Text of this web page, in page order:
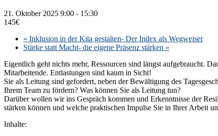
21. Oktober 2025 9:00 - 15:30
145€
« Inklusion in der Kita gestalten- Der Index als Wegweiser
Stärke statt Macht- die eigene Präsenz stärken »
Eigentlich geht nichts mehr, Ressourcen sind längst aufgebraucht.
Mitarbeitende. Entlastungen sind kaum in Sicht!
Sie als Leitung sind gefordert, neben der Bewältigung des
Ihrem Team zu fördern? Was können Sie als Leitung tun?
Darüber wollen wir ins Gespräch kommen und Erkenntnisse der
stärken können und welche praktischen Impulse Sie in Ihrer Arbeit
Inhalte: